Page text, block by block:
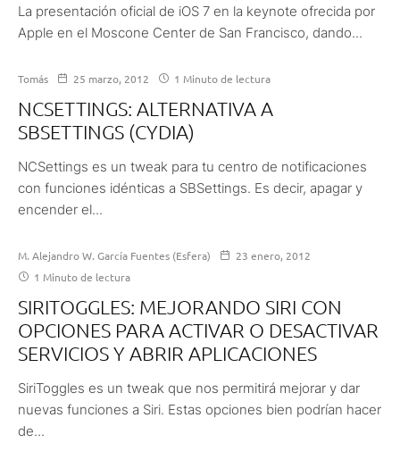
La presentación oficial de iOS 7 en la keynote ofrecida por
Apple en el Moscone Center de San Francisco, dando...
Tomás 25 marzo, 2012 1 Minuto de lectura
NCSETTINGS: ALTERNATIVA A
SBSETTINGS (CYDIA)
NCSettings es un tweak para tu centro de notificaciones
con funciones idénticas a SBSettings. Es decir, apagar y
encender el...
M. Alejandro W. García Fuentes (Esfera)
23 enero, 2012
1 Minuto de lectura
SIRITOGGLES: MEJORANDO SIRI CON
OPCIONES PARA ACTIVAR O DESACTIVAR
SERVICIOS Y ABRIR APLICACIONES
SiriToggles es un tweak que nos permitirá mejorar y dar
nuevas funciones a Siri. Estas opciones bien podrían hacer
de...